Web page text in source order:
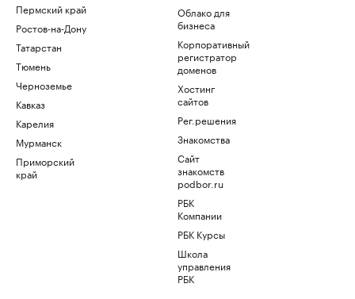
Пермский край
Ростов-на-Дону
Татарстан
Тюмень
Черноземье
Кавказ
Карелия
Мурманск
Приморский
край
Облако для
бизнеса
Корпоративный
регистратор
доменов
Хостинг
сайтов
Рег.решения
Знакомства
Сайт
знакомств
podbor.ru
РБК
Компании
РБК Курсы
Школа
управления
РБК